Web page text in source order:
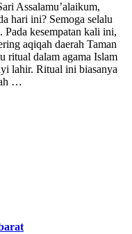
Assalamu’alaikum,
hari ini? Semoga selalu
Pada kesempatan kali ini,
aqiqah daerah Taman
ritual dalam agama Islam
lahir. Ritual ini biasanya
…